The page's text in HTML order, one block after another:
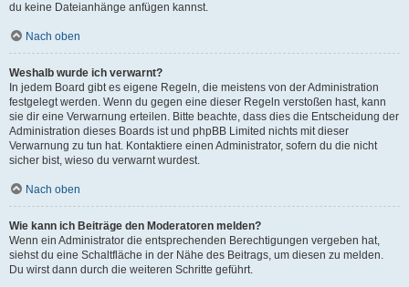
du keine Dateianhänge anfügen kannst.
Nach oben
Weshalb wurde ich verwarnt?
In jedem Board gibt es eigene Regeln, die meistens von der Administration
festgelegt werden. Wenn du gegen eine dieser Regeln verstoßen hast, kann
sie dir eine Verwarnung erteilen. Bitte beachte, dass dies die Entscheidung der
Administration dieses Boards ist und phpBB Limited nichts mit dieser
Verwarnung zu tun hat. Kontaktiere einen Administrator, sofern du die nicht
sicher bist, wieso du verwarnt wurdest.
Nach oben
Wie kann ich Beiträge den Moderatoren melden?
Wenn ein Administrator die entsprechenden Berechtigungen vergeben hat,
siehst du eine Schaltfläche in der Nähe des Beitrags, um diesen zu melden.
Du wirst dann durch die weiteren Schritte geführt.